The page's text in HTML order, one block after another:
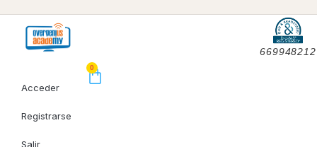
669948212
Acceder
Registrarse
Salir
0